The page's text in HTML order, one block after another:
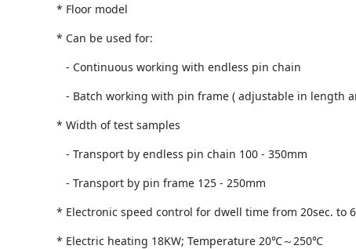
* Floor model
* Can be used for:
- Continuous working with endless pin chain
- Batch working with pin frame ( adjustable in length
* Width of test samples
- Transport by endless pin chain 100 - 350mm
- Transport by pin frame 125 - 250mm
* Electronic speed control for dwell time from 20sec. to
* Electric heating 18KW; Temperature 20℃～250℃